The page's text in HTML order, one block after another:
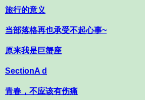
旅行的意义
当部落格再也承受不起心事~
原来我是巨蟹座
SectionA d
青春，不应该有伤痛